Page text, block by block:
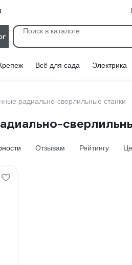
Всё для сада Электрика
радиально-сверлильные станки
Отзывам Рейтингу